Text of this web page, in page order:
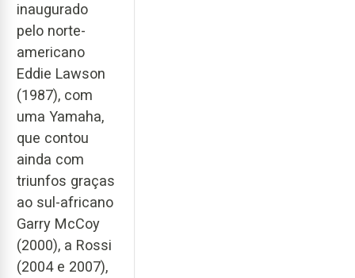
inaugurado
pelo norte-
americano
Eddie Lawson
(1987), com
uma Yamaha,
que contou
ainda com
triunfos graças
ao sul-africano
Garry McCoy
(2000), a Rossi
(2004 e 2007),